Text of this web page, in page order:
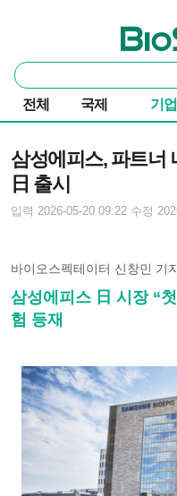
바이오스
통
합
검
색
전체 국제 기업
삼성에피스, 파트너
日 출시
입력 2026-05-20 09:22 수정
바이오스펙테이터 신창민 기
삼성에피스 日 시장 “
험 등재